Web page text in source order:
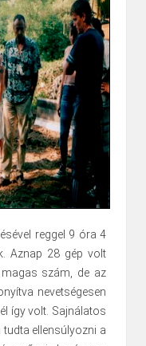
reggel 9 óra 4
Aznap 28 gép volt
szám, de az
nevetségesen
így volt. Sajnálatos
ellensúlyozni a